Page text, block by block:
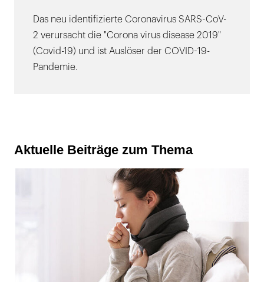
Das neu identifizierte Coronavirus SARS-CoV-
2 verursacht die "Corona virus disease 2019"
(Covid-19) und ist Auslöser der COVID-19-
Pandemie.
Aktuelle Beiträge zum Thema